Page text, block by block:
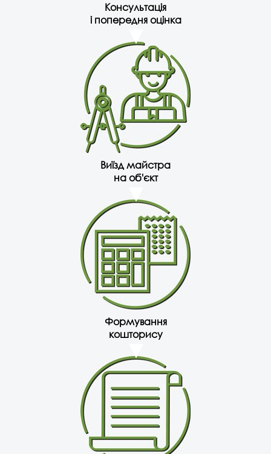
Консультація
і попередня оцінка
Виїзд майстра
на об'єкт
Формування
кошторису